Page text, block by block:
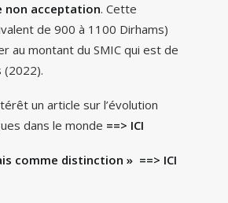
non acceptation. Cette
de 900 à 1100 Dirhams)
au montant du SMIC qui est de
(2022).
un article sur l’évolution
dans le monde ==> ICI
comme distinction » ==> ICI